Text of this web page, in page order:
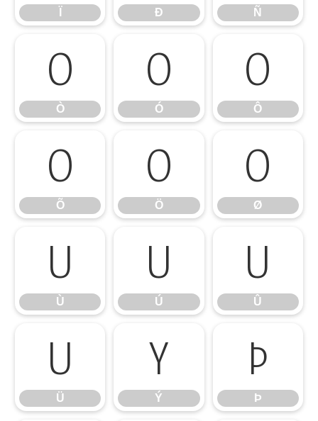
Ð Ñ
Ò
Ò
Ó
Ó
Ô
Ô
Õ
Õ
Ö
Ö
Ø
Ø
Ù
Ù
Ú
Ú
Û
Û
Ü
Ü
Ý
Ý
Þ
Þ